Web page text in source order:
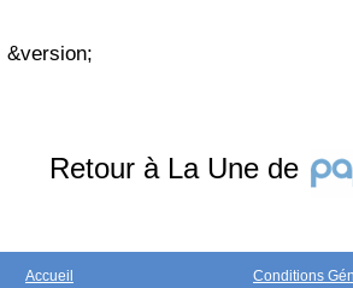
&version;
Retour à La Une de
Accueil Conditions